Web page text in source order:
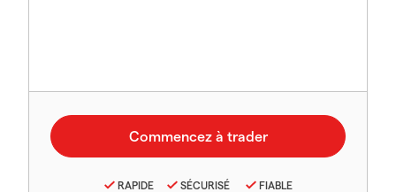
RAPIDE SÉCURISÉ FIABLE